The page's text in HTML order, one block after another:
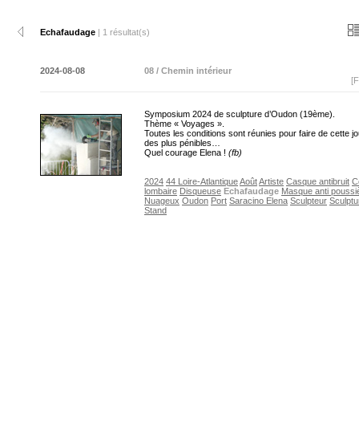
Echafaudage | 1 résultat(s)
2024-08-08
08 / Chemin intérieur
Symposium 2024 de sculpture d’Oudon (19ème).
Thème « Voyages ».
Toutes les conditions sont réunies pour faire de cette
des plus pénibles…
Quel courage Elena ! (fb)
2024 44 Loire-AtlantiqueAoûtArtiste Casque antibruit
lombaire Disqueuse Echafaudage Masque anti
Nuageux Oudon Port Saracino Elena Sculpteur
Stand